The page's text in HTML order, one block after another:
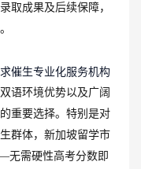
取成果及后续保障，
催生专业化服务机构
语环境优势以及广阔
重要选择。特别是对
群体，新加坡留学市
无需硬性高考分数即